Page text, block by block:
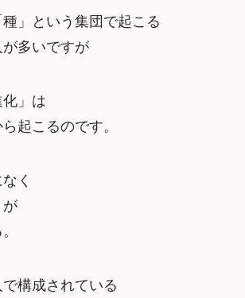
」という集団で起こる
多いですが
」は
起こるのです。
く
が
構成されている